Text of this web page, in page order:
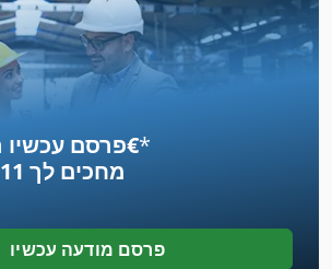
פרסם עכשיו החל מ־‏4.49 ‏€*
מחכים לך 11 מיליון קונים
פרסם מודעה עכשיו